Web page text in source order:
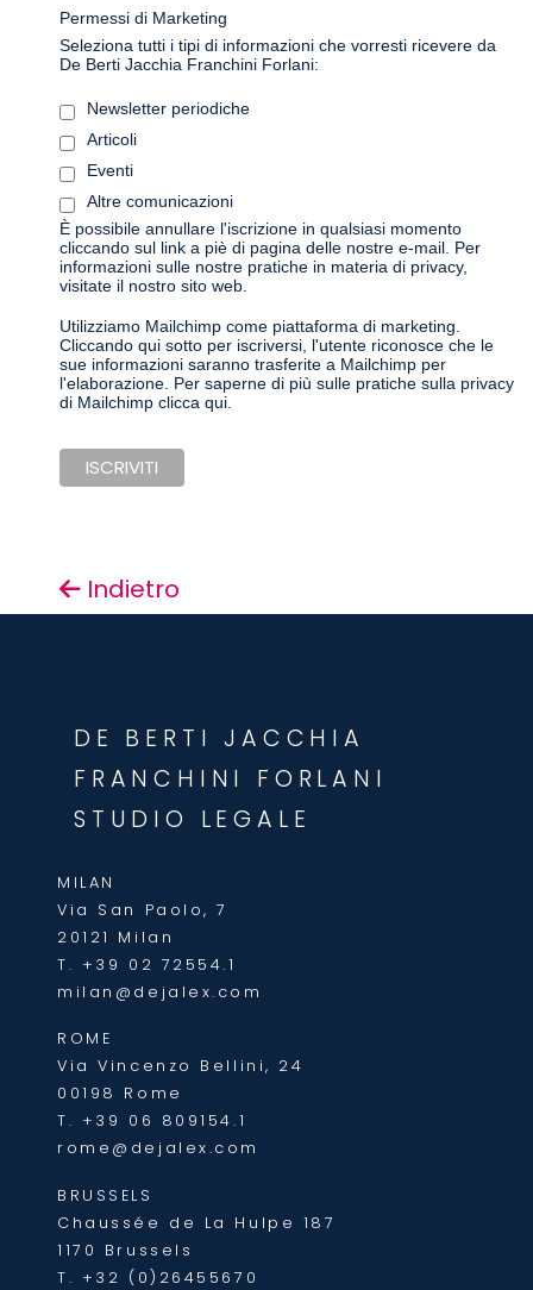
Permessi di Marketing
Seleziona tutti i tipi di informazioni che vorresti ricevere da
De Berti Jacchia Franchini Forlani:
Newsletter periodiche
Articoli
Eventi
Altre comunicazioni
È possibile annullare l'iscrizione in qualsiasi momento
cliccando sul link a piè di pagina delle nostre e-mail. Per
informazioni sulle nostre pratiche in materia di privacy,
visitate il nostro sito web.
Utilizziamo Mailchimp come piattaforma di marketing.
Cliccando qui sotto per iscriversi, l'utente riconosce che le
sue informazioni saranno trasferite a Mailchimp per
l'elaborazione. Per saperne di più sulle pratiche sulla privacy
di Mailchimp clicca qui.
Indietro
DE BERTI JACCHIA
FRANCHINI FORLANI
STUDIO LEGALE
MILAN
Via San Paolo, 7
20121 Milan
T. +39 02 72554.1
milan@dejalex.com
ROME
Via Vincenzo Bellini, 24
00198 Rome
T. +39 06 809154.1
rome@dejalex.com
BRUSSELS
Chaussée de La Hulpe 187
1170 Brussels
T. +32 (0)26455670